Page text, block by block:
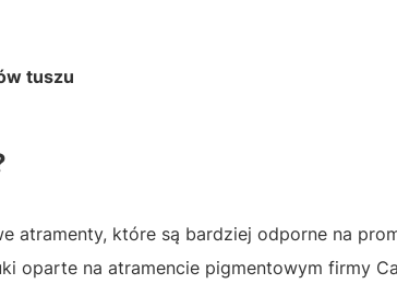
tuszu
atramenty, które są bardziej odporne na
oparte na atramencie pigmentowym firmy